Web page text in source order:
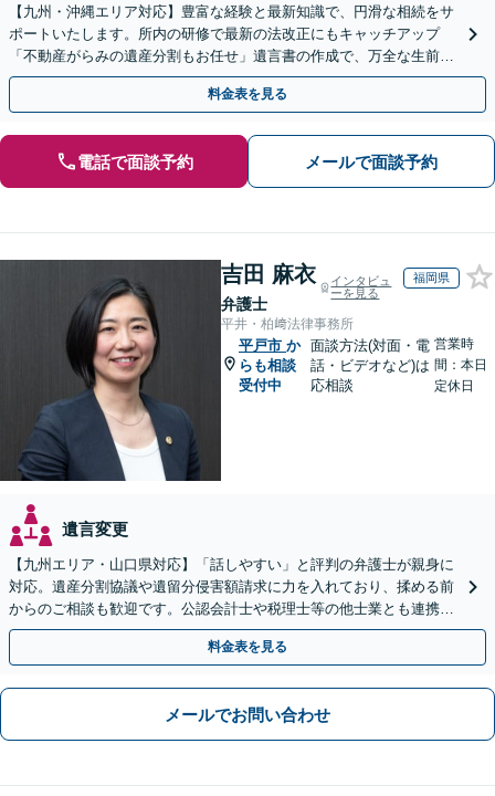
【九州・沖縄エリア対応】豊富な経験と最新知識で、円滑な相続をサ
ポートいたします。所内の研修で最新の法改正にもキャッチアップ
「不動産がらみの遺産分割もお任せ」遺言書の作成で、万全な生前対
策をおこないましょう【夜間・休日面談可】
料金表を見る
電話で面談予約 メールで面談予約
吉田 麻衣
弁護士
インタビュ
ーを見る
福岡県
平井・柏﨑法律事務所
平戸市 か
らも相談
受付中
面談方法(対面・電
話・ビデオなど)は
応相談
営業時
間：本日
定休日
遺言変更
【九州エリア・山口県対応】「話しやすい」と評判の弁護士が親身に
対応。遺産分割協議や遺留分侵害額請求に力を入れており、揉める前
からのご相談も歓迎です。公認会計士や税理士等の他士業とも連携
し、円満な解決を全力でサポートいたします。
料金表を見る
メールでお問い合わせ